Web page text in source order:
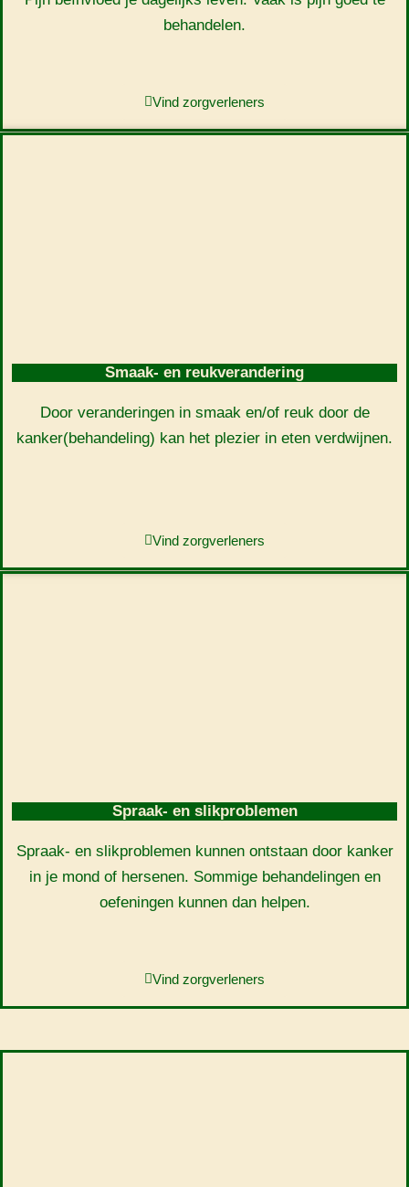
behandelen.
Vind zorgverleners
Smaak- en reukverandering
Door veranderingen in smaak en/of reuk door de
kanker(behandeling) kan het plezier in eten verdwijnen.
Vind zorgverleners
Spraak- en slikproblemen
Spraak- en slikproblemen kunnen ontstaan door kanker
in je mond of hersenen. Sommige behandelingen en
oefeningen kunnen dan helpen.
Vind zorgverleners